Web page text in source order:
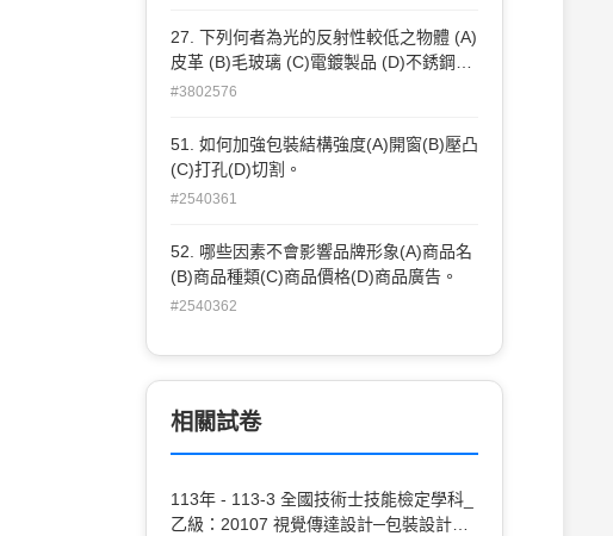
27. 下列何者為光的反射性較低之物體 (A)
皮革 (B)毛玻璃 (C)電鍍製品 (D)不銹鋼製
品 。
#3802576
51. 如何加強包裝結構強度(A)開窗(B)壓凸
(C)打孔(D)切割。
#2540361
52. 哪些因素不會影響品牌形象(A)商品名
(B)商品種類(C)商品價格(D)商品廣告。
#2540362
相關試卷
113年 - 113-3 全國技術士技能檢定學科_
乙級：20107 視覺傳達設計─包裝設計